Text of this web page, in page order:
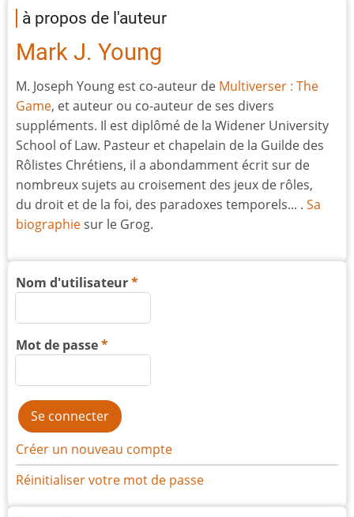
à propos de l'auteur
Mark J. Young
M. Joseph Young est co-auteur de Multiverser : The
Game, et auteur ou co-auteur de ses divers
suppléments. Il est diplômé de la Widener University
School of Law. Pasteur et chapelain de la Guilde des
Rôlistes Chrétiens, il a abondamment écrit sur de
nombreux sujets au croisement des jeux de rôles,
du droit et de la foi, des paradoxes temporels... . Sa
biographiesur le Grog.
Nom d'utilisateur
Mot de passe
Créer un nouveau compte
Réinitialiser votre mot de passe